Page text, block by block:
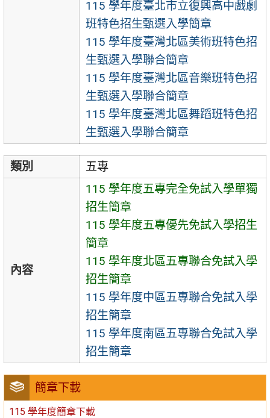
簡章下載
115 學年度簡章下載
115 學年度臺北市立復興高中戲劇
班特色招生甄選入學簡章
115 學年度臺灣北區美術班特色招
生甄選入學聯合簡章
115 學年度臺灣北區音樂班特色招
生甄選入學聯合簡章
115 學年度臺灣北區舞蹈班特色招
生甄選入學聯合簡章
類別 五專
內容
115 學年度五專完全免試入學單獨
招生簡章
115 學年度五專優先免試入學招生
簡章
115 學年度北區五專聯合免試入學
招生簡章
115 學年度中區五專聯合免試入學
招生簡章
115 學年度南區五專聯合免試入學
招生簡章